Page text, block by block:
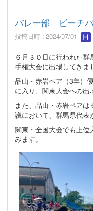
バレー部 ビーチ
投稿日時 : 2024/07/01
６月３０日に行われた
手権大会に出場してきま
品山・赤岩ペア（3年）
に入り、関東大会への出
また、品山・赤岩ペア
議において、群馬県代表
関東・全国大会でも上位
みます。